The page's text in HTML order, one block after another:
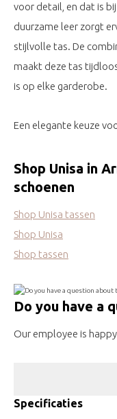
voor detail, en dat is
duurzame leer zorgt
stijlvolle tas. De
maakt deze tas
is op elke garderobe.
Een elegante keuze
Shop Unisa in
schoenen
Shop Unisa tassen
Shop Unisa
Shop tassen
Do you have a
Our employee is
Specificaties